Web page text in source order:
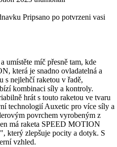
Pripsano po potvrzeni vasi
umístěte míč přesně tam, kde
která je snadno ovladatelná a
s nejlehčí raketou v řadě,
kombinaci síly a kontroly.
hrát s touto raketou ve tvaru
technologií Auxetic pro více síly a
povrchem vyrobeným z
má raketa SPEED MOTION
který zlepšuje pocity a dotyk. S
vzhled.